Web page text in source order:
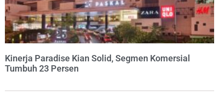
Kinerja Paradise Kian Solid, Segmen Komersial
Tumbuh 23 Persen